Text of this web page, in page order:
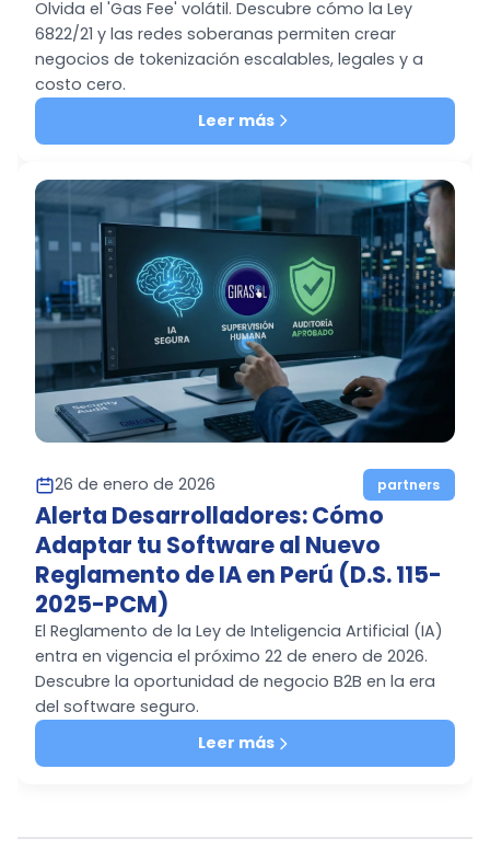
Olvida el 'Gas Fee' volátil. Descubre cómo la Ley
6822/21 y las redes soberanas permiten crear
negocios de tokenización escalables, legales y a
costo cero.
Leer más
26 de enero de 2026 partners
Alerta Desarrolladores: Cómo
Adaptar tu Software al Nuevo
Reglamento de IA en Perú (D.S. 115-
2025-PCM)
El Reglamento de la Ley de Inteligencia Artificial (IA)
entra en vigencia el próximo 22 de enero de 2026.
Descubre la oportunidad de negocio B2B en la era
del software seguro.
Leer más